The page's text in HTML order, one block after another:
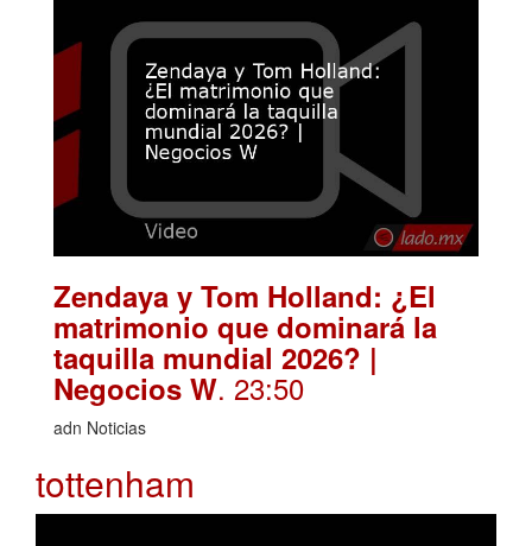
Zendaya y Tom Holland: ¿El
matrimonio que dominará la
taquilla mundial 2026? |
Negocios W. 23:50
adn Noticias
tottenham